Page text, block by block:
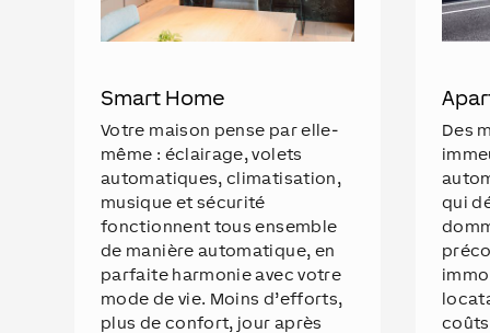
Smart Home
Votre maison pense par elle-
même : éclairage, volets
automatiques, climatisation,
musique et sécurité
fonctionnent tous ensemble
de manière automatique, en
parfaite harmonie avec votre
mode de vie. Moins d’efforts,
plus de confort, jour après
Des
qui